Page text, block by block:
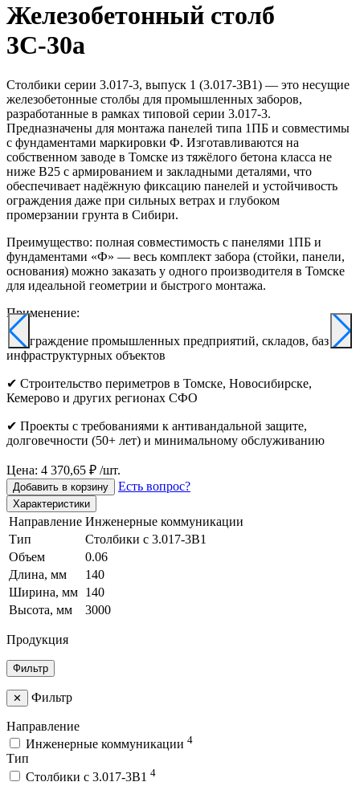
Железобетонный столб
3С-30а
Столбики серии 3.017-3, выпуск 1 (3.017-3В1) — это несущие
железобетонные столбы для промышленных заборов,
разработанные в рамках типовой серии 3.017-3.
Предназначены для монтажа панелей типа 1ПБ и совместимы
с фундаментами маркировки Ф. Изготавливаются на
собственном заводе в Томске из тяжёлого бетона класса не
ниже B25 с армированием и закладными деталями, что
обеспечивает надёжную фиксацию панелей и устойчивость
ограждения даже при сильных ветрах и глубоком
промерзании грунта в Сибири.
Преимущество: полная совместимость с панелями 1ПБ и
фундаментами «Ф» — весь комплект забора (стойки, панели,
основания) можно заказать у одного производителя в Томске
для идеальной геометрии и быстрого монтажа.
Применение:
✔ Ограждение промышленных предприятий, складов, баз и
инфраструктурных объектов
✔ Строительство периметров в Томске, Новосибирске,
Кемерово и других регионах СФО
✔ Проекты с требованиями к антивандальной защите,
долговечности (50+ лет) и минимальному обслуживанию
Цена: 4 370,65 ₽ /шт.
Добавить в корзину Есть вопрос?
Характеристики
Направление Инженерные коммуникации
Тип
Столбики с 3.017-3В1
Объем
0.06
Длина, мм
140
Ширина, мм 140
Высота, мм
3000
Продукция
Фильтр
✕ Фильтр
Направление
Инженерные коммуникации 4
Тип
Столбики с 3.017-3В1 4